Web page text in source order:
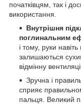
початківцям, так і
використання.
Внутрішня
поглинальним
і тому, руки
залишаються
відмінну
Зручна і
сприяє
пальця. Великий